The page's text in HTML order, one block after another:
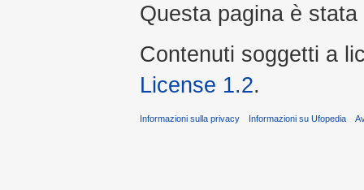
Questa pagina è
Contenuti soggetti a
License 1.2.
Informazioni sulla privacy Informazioni su Ufopedia